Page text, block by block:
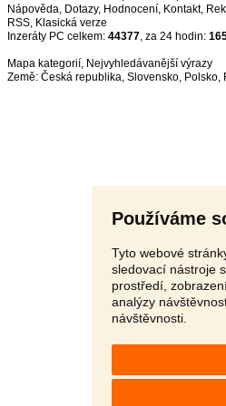
Používáme
Tyto webové
sledovací nástroje
prostředí,
analýzy
návštěvnosti.
Nápověda, Dotazy, Hodnocení, Kontakt,
RSS,
Inzeráty PC celkem: 44377, za 24 hodin:
Mapa kategorií, Nejvyhledávanější výrazy
Země: Česká republika, Slovensko, Polsko,